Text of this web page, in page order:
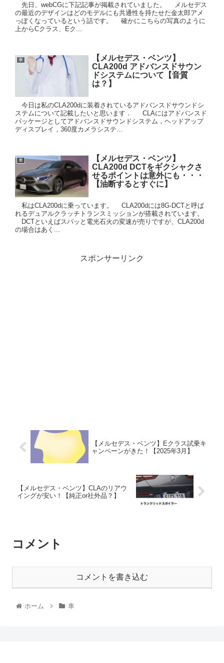
先日、webCGに下記記事が掲載されていました。 メルセデス
の最近のデザインはどのモデルにも共通性を持たせた金太郎アメ
っぽくなっているという話です。 確かにこちらの写真のように
上からCクラス、Eク...
車
【メルセデス・ベンツ】
CLA200d アドバンスドサウン
ドシステムについて【音質
は？】
今日は私のCLA200dに装着されているアドバンスドサウンドシ
ステムについて記載したいと思います． CLAにはアドバンスド
パッケージとしてアドバンスドサウンドシステム，ヘッドアップ
ディスプレイ，360度カメラシステ...
車
【メルセデス・ベンツ】
CLA200d DCTをギクシャクさ
せるポイントは意外にも・・・
【油断するとすぐに】
私はCLA200dに乗っています。 CLA200dには8G-DCTと呼ば
れるデュアルクラッチトランスミッションが搭載されています。
DCTといえばスパッと電光石火の変速が売りですが、CLA200d
の場合はあく...
スポンサーリンク
【メルセデス・ベンツ】Eクラス試乗キ
ャンペーンがきた！【2025年3月】
【メルセデス・ベンツ】CLAのリアウ
イングが安い！【純正or社外品？】
コメント
コメントを書き込む
ホーム 車